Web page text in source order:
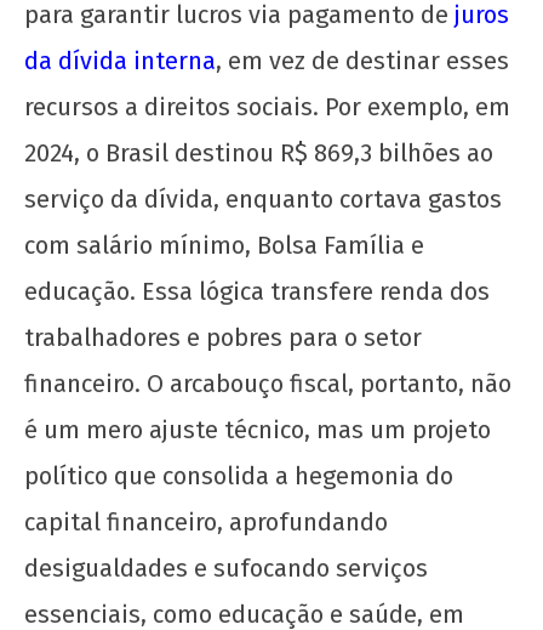
para garantir lucros via pagamento de juros
da dívida interna, em vez de destinar esses
recursos a direitos sociais. Por exemplo, em
2024, o Brasil destinou R$ 869,3 bilhões ao
serviço da dívida, enquanto cortava gastos
com salário mínimo, Bolsa Família e
educação. Essa lógica transfere renda dos
trabalhadores e pobres para o setor
financeiro. O arcabouço fiscal, portanto, não
é um mero ajuste técnico, mas um projeto
político que consolida a hegemonia do
capital financeiro, aprofundando
desigualdades e sufocando serviços
essenciais, como educação e saúde, em